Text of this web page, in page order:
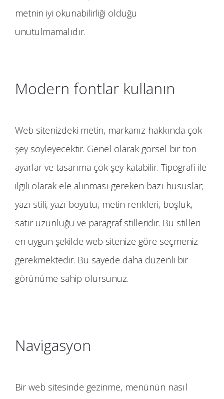
metnin iyi okunabilirliği olduğu
unutulmamalıdır.
Modern fontlar kullanın
Web sitenizdeki metin, markanız hakkında çok
şey söyleyecektir. Genel olarak görsel bir ton
ayarlar ve tasarıma çok şey katabilir. Tipografi ile
ilgili olarak ele alınması gereken bazı hususlar;
yazı stili, yazı boyutu, metin renkleri, boşluk,
satır uzunluğu ve paragraf stilleridir. Bu stilleri
en uygun şekilde web sitenize göre seçmeniz
gerekmektedir. Bu sayede daha düzenli bir
görünüme sahip olursunuz.
Navigasyon
Bir web sitesinde gezinme, menünün nasıl